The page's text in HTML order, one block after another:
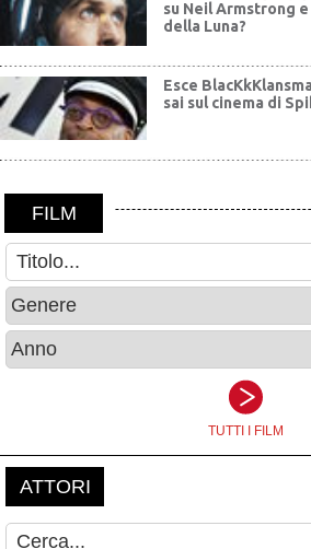
su Neil Armstrong
della Luna?
Esce
sai sul cinema di